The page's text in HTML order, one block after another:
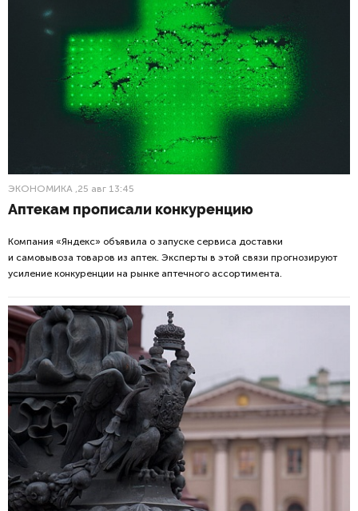
ЭКОНОМИКА ,25 авг 13:45
Аптекам прописали конкуренцию
Компания «Яндекс» объявила о запуске сервиса доставки
и самовывоза товаров из аптек. Эксперты в этой связи прогнозируют
усиление конкуренции на рынке аптечного ассортимента.